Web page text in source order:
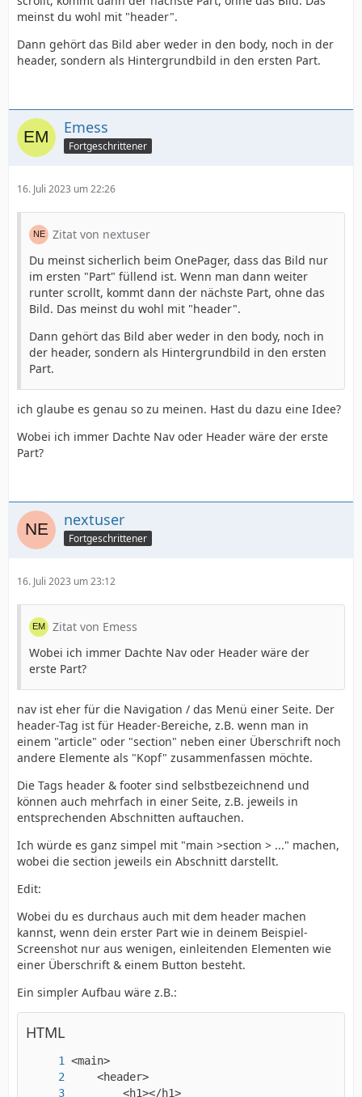
meinst du wohl mit "header".
Dann gehört das Bild aber weder in den body, noch in der
header, sondern als Hintergrundbild in den ersten Part.
Emess
Fortgeschrittener
16. Juli 2023 um 22:26
Zitat von nextuser
Du meinst sicherlich beim OnePager, dass das Bild nur
im ersten "Part" füllend ist. Wenn man dann weiter
runter scrollt, kommt dann der nächste Part, ohne das
Bild. Das meinst du wohl mit "header".
Dann gehört das Bild aber weder in den body, noch in
der header, sondern als Hintergrundbild in den ersten
Part.
ich glaube es genau so zu meinen. Hast du dazu eine Idee?
Wobei ich immer Dachte Nav oder Header wäre der erste
Part?
nextuser
Fortgeschrittener
16. Juli 2023 um 23:12
Zitat von Emess
Wobei ich immer Dachte Nav oder Header wäre der
erste Part?
nav ist eher für die Navigation / das Menü einer Seite. Der
header-Tag ist für Header-Bereiche, z.B. wenn man in
einem "article" oder "section" neben einer Überschrift noch
andere Elemente als "Kopf" zusammenfassen möchte.
Die Tags header & footer sind selbstbezeichnend und
können auch mehrfach in einer Seite, z.B. jeweils in
entsprechenden Abschnitten auftauchen.
Ich würde es ganz simpel mit "main >section > ..." machen,
wobei die section jeweils ein Abschnitt darstellt.
Edit:
Wobei du es durchaus auch mit dem header machen
kannst, wenn dein erster Part wie in deinem Beispiel-
Screenshot nur aus wenigen, einleitenden Elementen wie
einer Überschrift & einem Button besteht.
Ein simpler Aufbau wäre z.B.:
HTML